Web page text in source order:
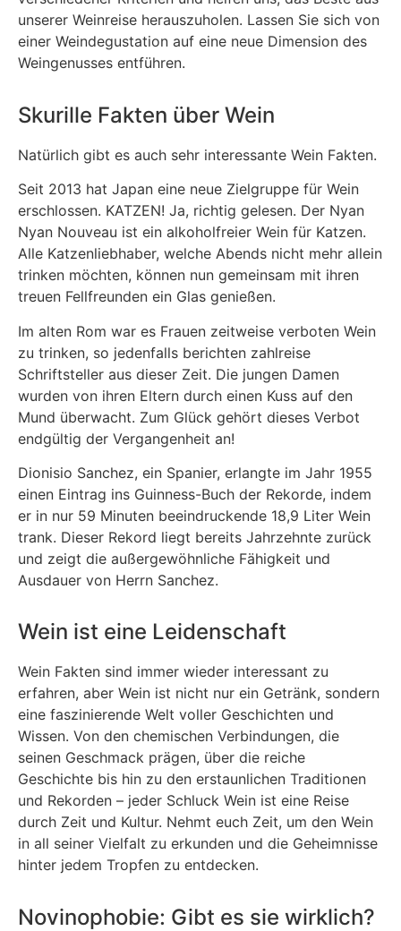
unserer Weinreise herauszuholen. Lassen Sie sich von
einer Weindegustation auf eine neue Dimension des
Weingenusses entführen.
Skurille Fakten über Wein
Natürlich gibt es auch sehr interessante Wein Fakten.
Seit 2013 hat Japan eine neue Zielgruppe für Wein
erschlossen. KATZEN! Ja, richtig gelesen. Der Nyan
Nyan Nouveau ist ein alkoholfreier Wein für Katzen.
Alle Katzenliebhaber, welche Abends nicht mehr allein
trinken möchten, können nun gemeinsam mit ihren
treuen Fellfreunden ein Glas genießen.
Im alten Rom war es Frauen zeitweise verboten Wein
zu trinken, so jedenfalls berichten zahlreise
Schriftsteller aus dieser Zeit. Die jungen Damen
wurden von ihren Eltern durch einen Kuss auf den
Mund überwacht. Zum Glück gehört dieses Verbot
endgültig der Vergangenheit an!
Dionisio Sanchez, ein Spanier, erlangte im Jahr 1955
einen Eintrag ins Guinness-Buch der Rekorde, indem
er in nur 59 Minuten beeindruckende 18,9 Liter Wein
trank. Dieser Rekord liegt bereits Jahrzehnte zurück
und zeigt die außergewöhnliche Fähigkeit und
Ausdauer von Herrn Sanchez.
Wein ist eine Leidenschaft
Wein Fakten sind immer wieder interessant zu
erfahren, aber Wein ist nicht nur ein Getränk, sondern
eine faszinierende Welt voller Geschichten und
Wissen. Von den chemischen Verbindungen, die
seinen Geschmack prägen, über die reiche
Geschichte bis hin zu den erstaunlichen Traditionen
und Rekorden – jeder Schluck Wein ist eine Reise
durch Zeit und Kultur. Nehmt euch Zeit, um den Wein
in all seiner Vielfalt zu erkunden und die Geheimnisse
hinter jedem Tropfen zu entdecken.
Novinophobie: Gibt es sie wirklich?